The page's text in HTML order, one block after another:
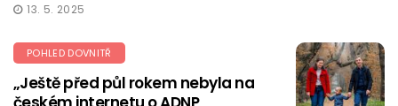
13. 5. 2025
POHLED DOVNITŘ
„Ještě před půl rokem nebyla na